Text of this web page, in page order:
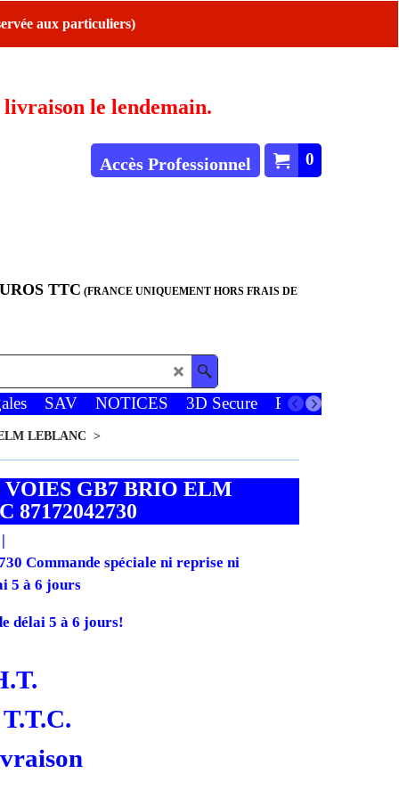
aux particuliers)
livraison le lendemain.
0
Accès Professionnel
TTC (FRANCE UNIQUEMENT HORS FRAIS DE
SAV NOTICES 3D Secure Paiements
LEBLANC >
VOIES GB7 BRIO ELM
87172042730
Commande spéciale ni reprise ni
5 à 6 jours
délai 5 à 6 jours!
T.T.C.